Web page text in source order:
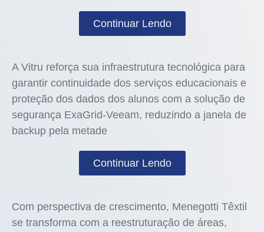
Continuar Lendo
A Vitru reforça sua infraestrutura tecnológica para
garantir continuidade dos serviços educacionais e
proteção dos dados dos alunos com a solução de
segurança ExaGrid-Veeam, reduzindo a janela de
backup pela metade
Continuar Lendo
Com perspectiva de crescimento, Menegotti Têxtil
se transforma com a reestruturação de áreas,